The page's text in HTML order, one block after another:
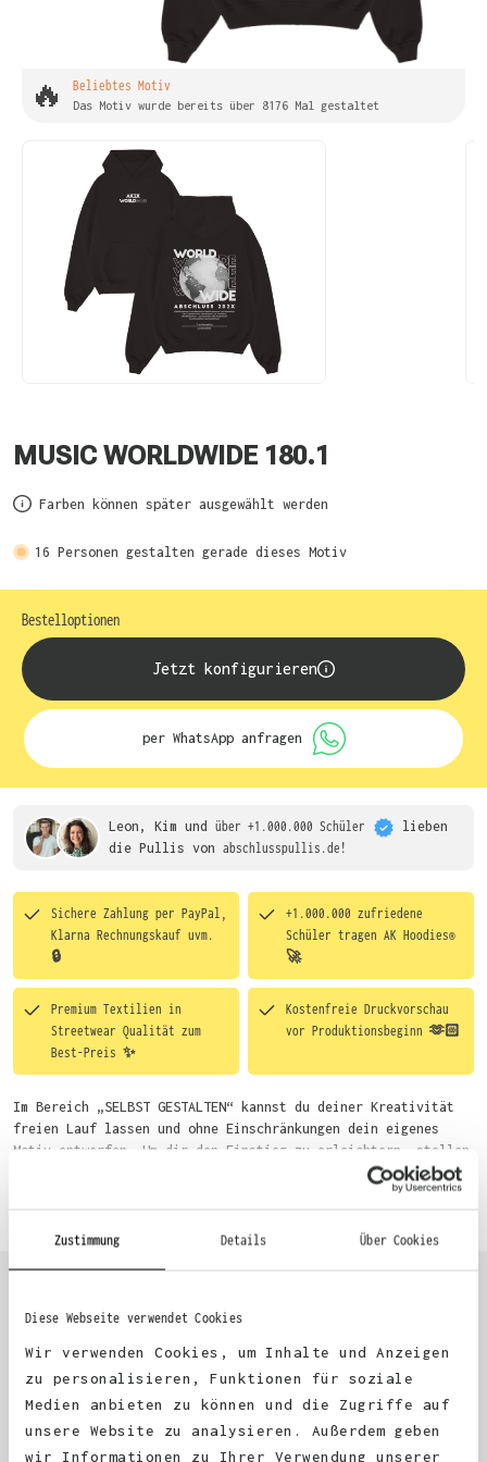
Zustimmung Details Über Cookies
Diese Webseite verwendet Cookies
Wir verwenden Cookies, um Inhalte und Anzeigen
zu personalisieren, Funktionen für soziale
Medien anbieten zu können und die Zugriffe auf
unsere Website zu analysieren. Außerdem geben
wir Informationen zu Ihrer Verwendung unserer
🔥 Beliebtes Motiv
Das Motiv wurde bereits über 8176 Mal gestaltet
MUSIC WORLDWIDE 180.1
Farben können später ausgewählt werden
16 Personen gestalten gerade dieses Motiv
Bestelloptionen
Jetzt konfigurieren
per WhatsApp anfragen
Leon, Kim und über +1.000.000 Schüler
lieben
die Pullis von abschlusspullis.de!
Sichere Zahlung per PayPal,
Klarna Rechnungskauf uvm.
🔒
+1.000.000 zufriedene
Schüler tragen AK Hoodies®
🚀
Premium Textilien in
Streetwear Qualität zum
Best-Preis ✨
Kostenfreie Druckvorschau
vor Produktionsbeginn 🫶🏻
Im Bereich „SELBST GESTALTEN“ kannst du deiner Kreativität
freien Lauf lassen und ohne Einschränkungen dein eigenes
Motiv entwerfen. Um dir den Einstieg zu erleichtern, stellen
wir eine von unseren Designern vorgefertigte Vorlage bereit.
Wähle einfach deine Wunsch-Produkte auf dieser Seite aus und
du auch bequem über das Bestellformular, per E-Mail oder
KUNDEN FEEDBACK 🫶
Excellent